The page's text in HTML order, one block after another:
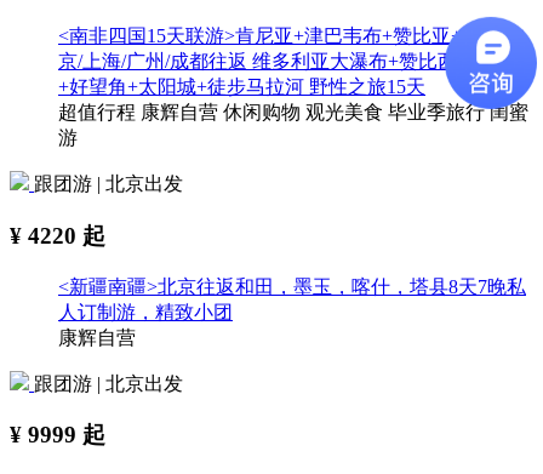
<南非四国15天联游>肯尼亚+津巴韦布+赞比亚+南非 北
京/上海/广州/成都往返 维多利亚大瀑布+赞比西河游船
+好望角+太阳城+徒步马拉河 野性之旅15天
超值行程 康辉自营 休闲购物 观光美食 毕业季旅行 闺蜜
游
跟团游 | 北京出发
¥ 4220 起
<新疆南疆>北京往返和田，墨玉，喀什，塔县8天7晚私
人订制游，精致小团
康辉自营
跟团游 | 北京出发
¥ 9999 起